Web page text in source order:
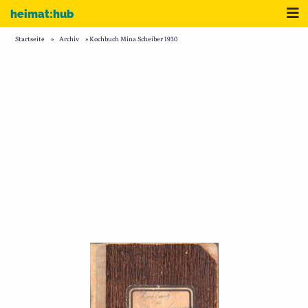
Zum Inhalt
heimat:hub
Startseite » Archiv »Kochbuch Mina Scheiber 1930